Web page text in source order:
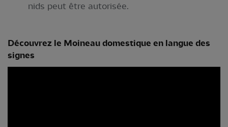
nids peut être autorisée.
Découvrez le Moineau domestique en langue des
signes